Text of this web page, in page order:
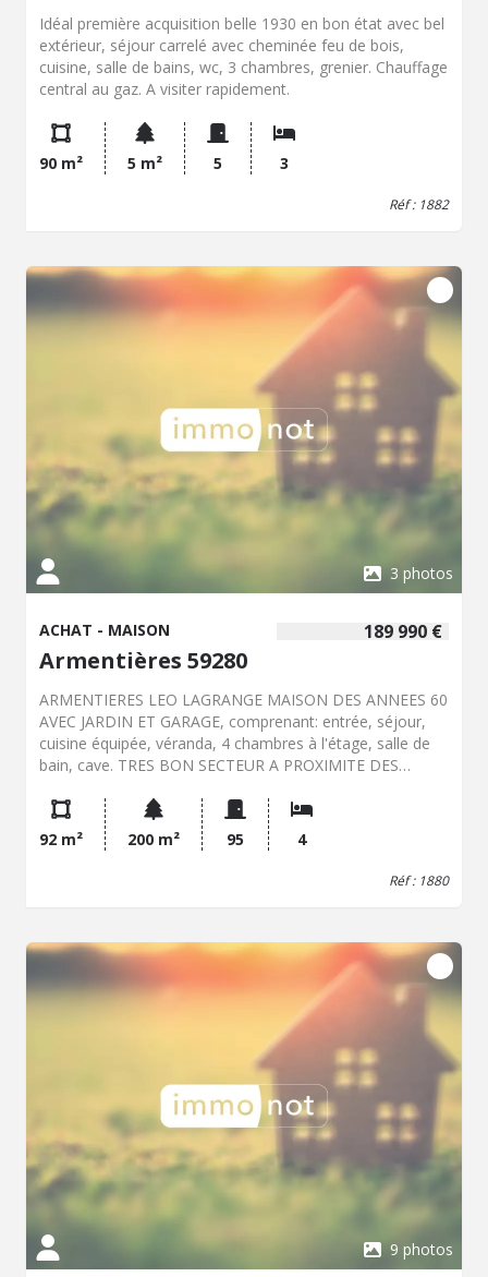
Idéal première acquisition belle 1930 en bon état avec bel
extérieur, séjour carrelé avec cheminée feu de bois,
cuisine, salle de bains, wc, 3 chambres, grenier. Chauffage
central au gaz. A visiter rapidement.
90 m² 5 m² 5 3
Réf : 1882
3 photos
189 990 €
ACHAT - MAISON
Armentières 59280
ARMENTIERES LEO LAGRANGE MAISON DES ANNEES 60
AVEC JARDIN ET GARAGE, comprenant: entrée, séjour,
cuisine équipée, véranda, 4 chambres à l'étage, salle de
bain, cave. TRES BON SECTEUR A PROXIMITE DES
92 m² 200 m² 95 4
Réf : 1880
9 photos